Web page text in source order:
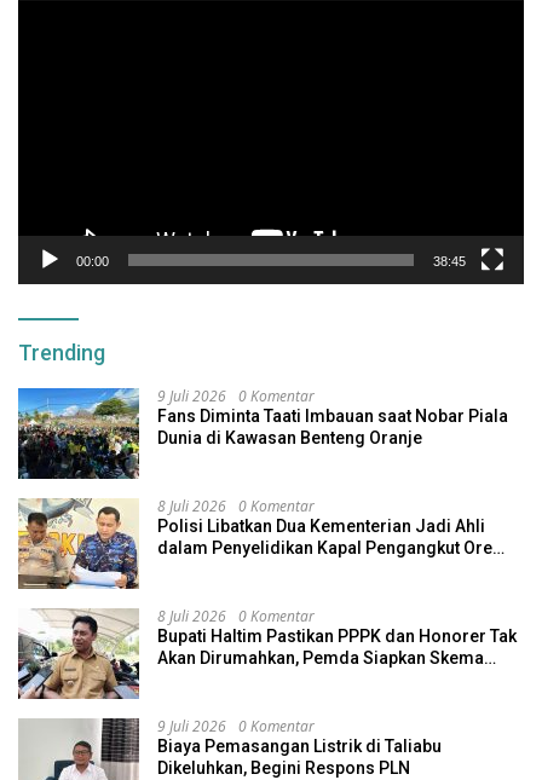
00:00 38:45
Trending
9 Juli 2026 0 Komentar
Fans Diminta Taati Imbauan saat Nobar Piala
Dunia di Kawasan Benteng Oranje
8 Juli 2026 0 Komentar
Polisi Libatkan Dua Kementerian Jadi Ahli
dalam Penyelidikan Kapal Pengangkut Ore
8 Juli 2026 0 Komentar
Bupati Haltim Pastikan PPPK dan Honorer Tak
Akan Dirumahkan, Pemda Siapkan Skema
9 Juli 2026 0 Komentar
Biaya Pemasangan Listrik di Taliabu
Dikeluhkan, Begini Respons PLN